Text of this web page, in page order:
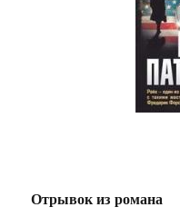
Отрывок из романа